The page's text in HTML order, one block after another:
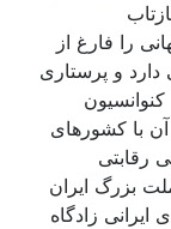
را فارغ از
و پرستاری
با کشورهای
رقابتی
بزرگ ایران
زادگاه